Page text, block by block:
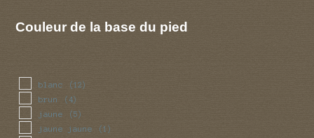
Couleur de la base du pied
blanc (12)
brun (4)
jaune (5)
jaune jaune (1)